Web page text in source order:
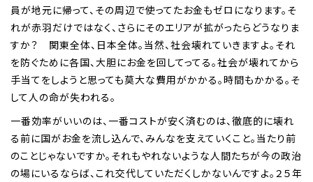
員が地元に帰って、その周辺で使ってたお金もゼロになります。そ
れが赤羽だけではなく、さらにそのエリアが拡がったらどうなりま
すか？ 関東全体、日本全体。当然、社会壊れていきますよ。それ
を防ぐために各国、大胆にお金を回してってる。社会が壊れてから
手当てをしようと思っても莫大な費用がかかる。時間もかかる。そ
して人の命が失われる。
一番効率がいいのは、一番コストが安く済むのは、徹底的に壊れ
る前に国がお金を流し込んで、みんなを支えていくこと。当たり前
のことじゃないですか。それもやれないような人間たちが今の政治
の場にいるならば、これ交代していただくしかないんですよ。２５年